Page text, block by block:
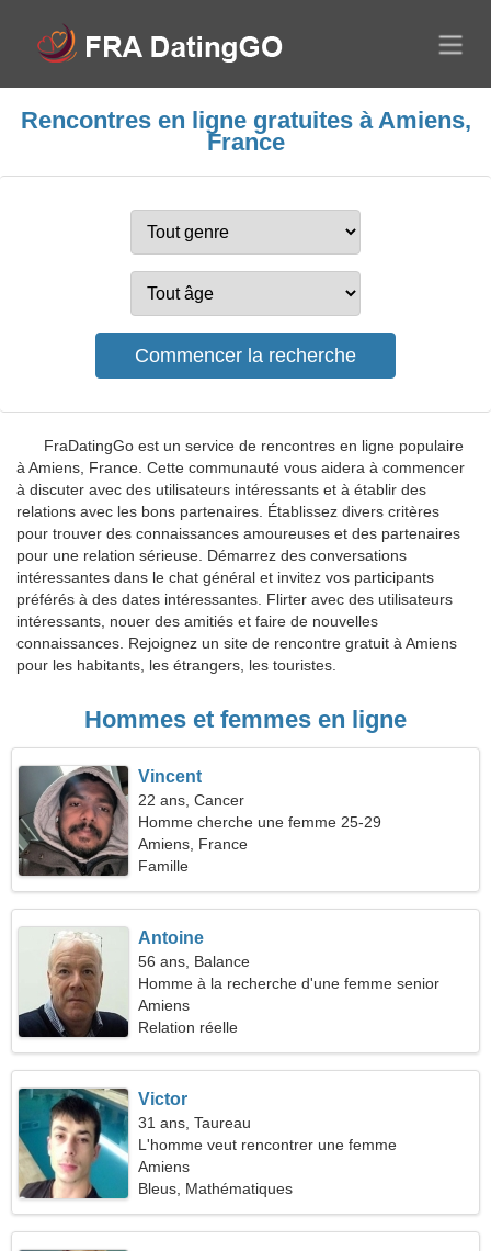
Rencontres en ligne gratuites à Amiens,
France
FraDatingGo est un service de rencontres en ligne populaire
à Amiens, France. Cette communauté vous aidera à commencer
à discuter avec des utilisateurs intéressants et à établir des
relations avec les bons partenaires. Établissez divers critères
pour trouver des connaissances amoureuses et des partenaires
pour une relation sérieuse. Démarrez des conversations
intéressantes dans le chat général et invitez vos participants
préférés à des dates intéressantes. Flirter avec des utilisateurs
intéressants, nouer des amitiés et faire de nouvelles
connaissances. Rejoignez un site de rencontre gratuit à Amiens
pour les habitants, les étrangers, les touristes.
Hommes et femmes en ligne
Vincent
22 ans, Cancer
Homme cherche une femme 25-29
Amiens, France
Famille
Antoine
56 ans, Balance
Homme à la recherche d'une femme senior
Amiens
Relation réelle
Victor
31 ans, Taureau
L'homme veut rencontrer une femme
Amiens
Bleus, Mathématiques